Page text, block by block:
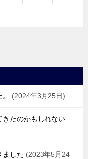
2024年3月25日
きたのかもしれない
ました
2023年5月24